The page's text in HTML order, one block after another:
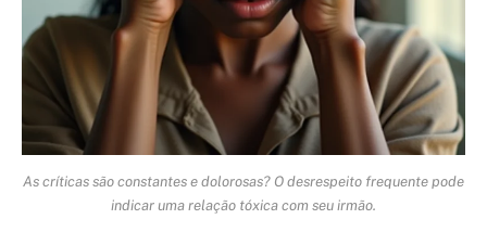
As críticas são constantes e dolorosas? O desrespeito frequente pode
indicar uma relação tóxica com seu irmão.